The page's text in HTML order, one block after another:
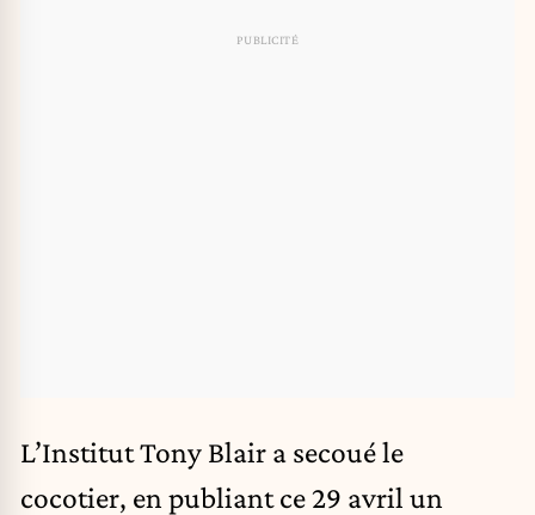
L’Institut Tony Blair a secoué le
cocotier, en publiant ce 29 avril un